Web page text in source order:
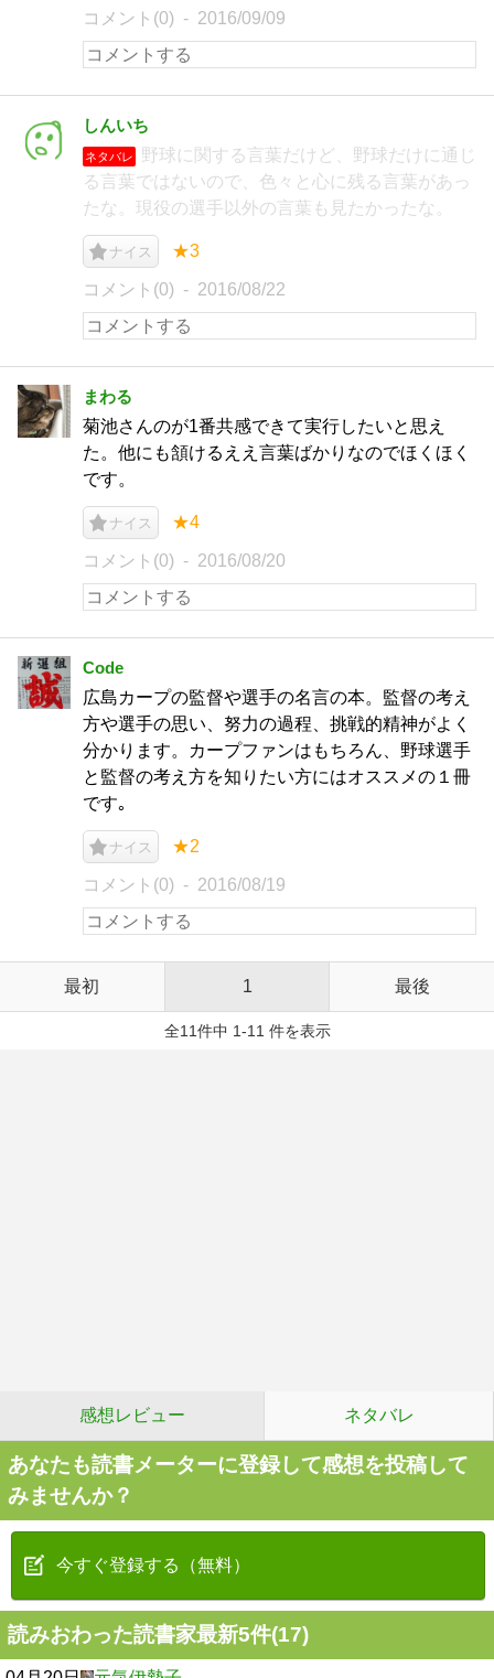
コメント(0) 2016/09/09
しんいち
ネタバレ
野球に関する言葉だけど、野球だけに通じ
る言葉ではないので、色々と心に残る言葉があっ
たな。現役の選手以外の言葉も見たかったな。
ナイス ★3
コメント(0) 2016/08/22
まわる
菊池さんのが1番共感できて実行したいと思え
た。他にも頷けるええ言葉ばかりなのでほくほく
です。
ナイス ★4
コメント(0) 2016/08/20
Code
広島カープの監督や選手の名言の本。監督の考え
方や選手の思い、努力の過程、挑戦的精神がよく
分かります。カープファンはもちろん、野球選手
と監督の考え方を知りたい方にはオススメの１冊
です｡
ナイス ★2
コメント(0) 2016/08/19
最初 1 最後
全11件中 1-11 件を表示
感想レビュー ネタバレ
あなたも読書メーターに登録して感想を投稿して
みませんか？
今すぐ登録する（無料）
読みおわった読書家最新5件(17)